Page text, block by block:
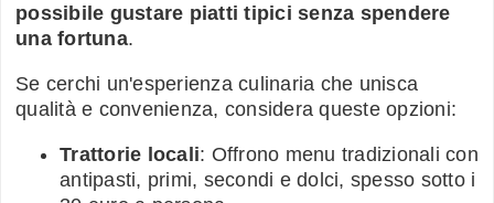
possibile gustare piatti tipici senza spendere
una fortuna.
Se cerchi un'esperienza culinaria che unisca
qualità e convenienza, considera queste opzioni:
Trattorie locali: Offrono menu tradizionali con
antipasti, primi, secondi e dolci, spesso sotto i